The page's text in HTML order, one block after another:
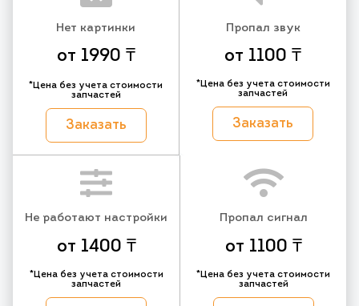
Нет картинки
от 1990 ₸
*Цена без учета стоимости
запчастей
Заказать
Пропал звук
от 1100 ₸
*Цена без учета стоимости
запчастей
Заказать
Не работают настройки
от 1400 ₸
*Цена без учета стоимости
запчастей
Пропал сигнал
от 1100 ₸
*Цена без учета стоимости
запчастей